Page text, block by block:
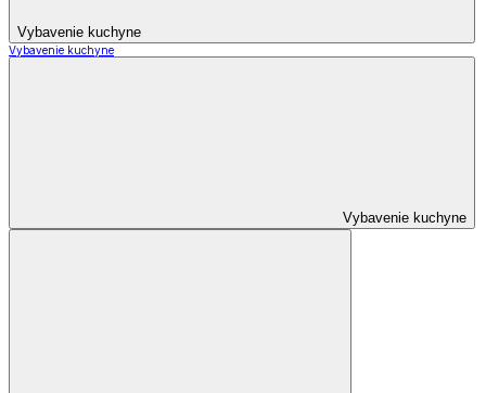
Vybavenie kuchyne
Vybavenie kuchyne
Vybavenie kuchyne